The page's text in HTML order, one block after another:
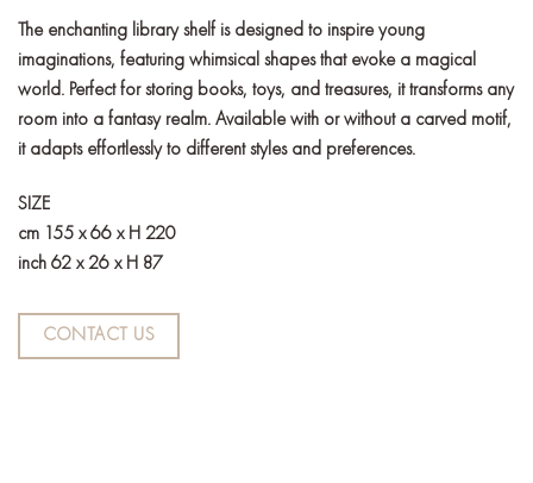
The enchanting library shelf is designed to inspire young
imaginations, featuring whimsical shapes that evoke a magical
world. Perfect for storing books, toys, and treasures, it transforms any
room into a fantasy realm. Available with or without a carved motif,
it adapts effortlessly to different styles and preferences.
SIZE
cm 155 x 66 x H 220
inch 62 x 26 x H 87
CONTACT US